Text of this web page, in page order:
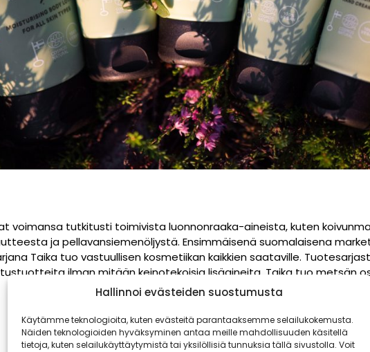
Hallinnoi evästeiden suostumusta
Käytämme teknologioita, kuten evästeitä parantaaksemme selailukokemusta.
Näiden teknologioiden hyväksyminen antaa meille mahdollisuuden käsitellä
tietoja, kuten selailukäyttäytymistä tai yksilöllisiä tunnuksia tällä sivustolla. Voit
voimansa tutkitusti toimivista luonnonraaka-aineista, kuten
ja pellavansiemenöljystä. Ensimmäisenä suomalaisena
Taika tuo vastuullisen kosmetiikan kaikkien saataville.
ilman mitään keinotekoisia lisäaineita. Taika tuo metsän